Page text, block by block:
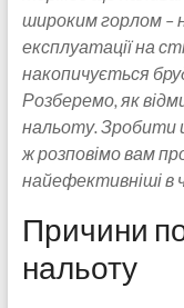
широким горлом –
експлуатації на
накопичується
Розберемо, як
нальоту. Зробити
ж розповімо вам
найефективніші в
Причини
нальоту